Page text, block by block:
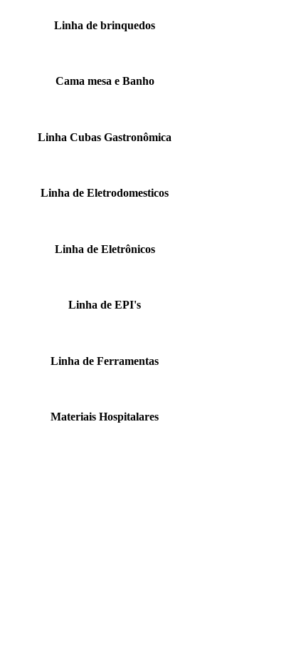
Linha de brinquedos
Cama mesa e Banho
Linha Cubas Gastronômica
Linha de Eletrodomesticos
Linha de Eletrônicos
Linha de EPI's
Linha de Ferramentas
Materiais Hospitalares